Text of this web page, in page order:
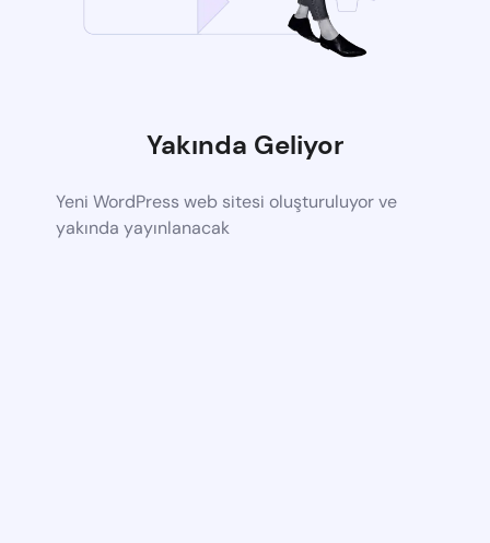
Yakında Geliyor
Yeni WordPress web sitesi oluşturuluyor ve
yakında yayınlanacak